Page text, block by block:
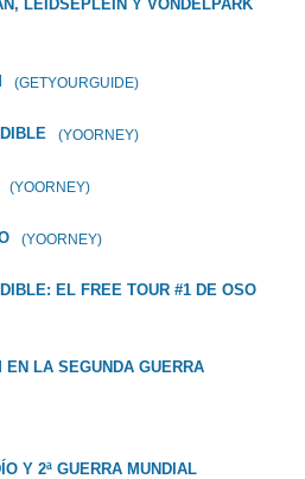
LEIDSEPLEIN Y VONDELPARK
(GETYOURGUIDE)
(YOORNEY)
(YOORNEY)
(YOORNEY)
EL FREE TOUR #1 DE OSO
LA SEGUNDA GUERRA
Y 2ª GUERRA MUNDIAL